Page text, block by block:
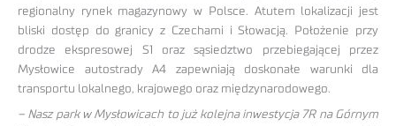
regionalny rynek magazynowy w Polsce. Atutem lokalizacji jest
bliski dostęp do granicy z Czechami i Słowacją. Położenie przy
drodze ekspresowej S1 oraz sąsiedztwo przebiegającej przez
Mysłowice autostrady A4 zapewniają doskonałe warunki dla
transportu lokalnego, krajowego oraz międzynarodowego.
– Nasz park w Mysłowicach to już kolejna inwestycja 7R na Górnym